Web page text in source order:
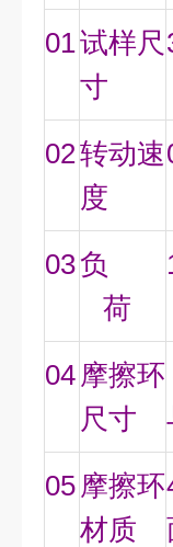
01试样尺
寸
02转动速
度
03负
荷
04 摩擦环
尺寸
05 摩擦环
材质